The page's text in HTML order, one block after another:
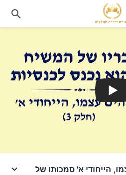
הייחודי א' סמכותו של